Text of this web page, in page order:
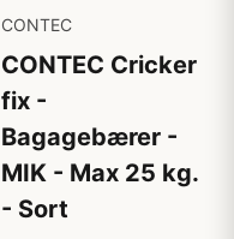
CONTEC
CONTEC Cricker
fix -
Bagagebærer -
MIK - Max 25 kg.
- Sort